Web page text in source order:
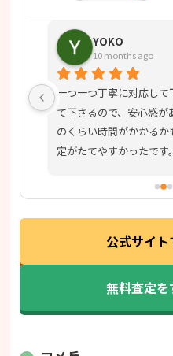
YOKO
10 months ago
一つ一つ丁寧に対応し
て下さるので、安心感
のくらい時間がかかる
定がたてやすかったです
公式サイ
無料査定を